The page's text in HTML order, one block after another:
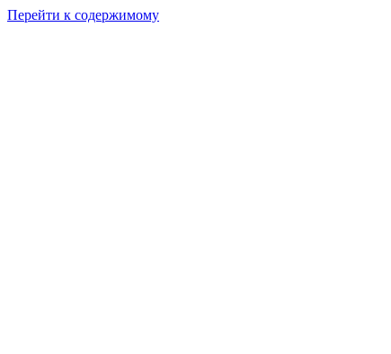
Перейти к содержимому